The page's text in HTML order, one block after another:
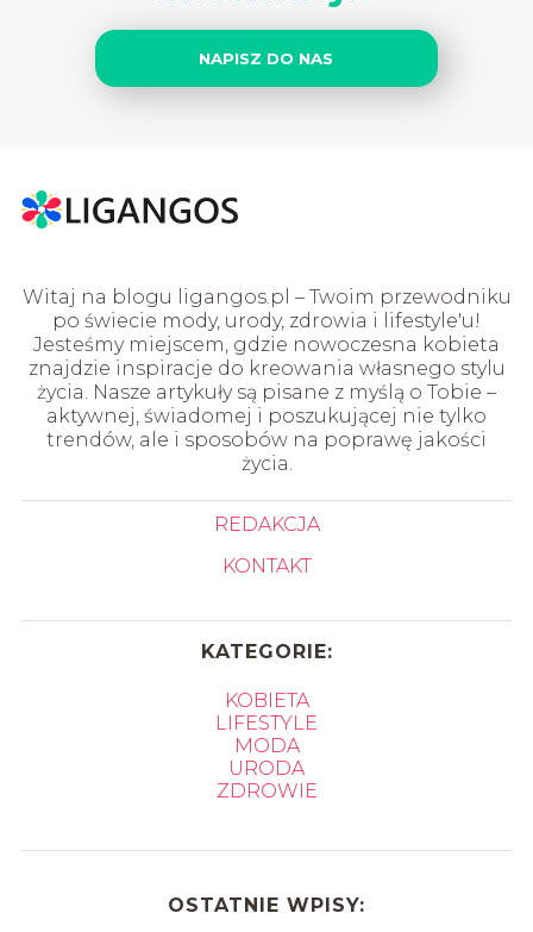
NAPISZ DO NAS
Witaj na blogu ligangos.pl – Twoim przewodniku
po świecie mody, urody, zdrowia i lifestyle'u!
Jesteśmy miejscem, gdzie nowoczesna kobieta
znajdzie inspiracje do kreowania własnego stylu
życia. Nasze artykuły są pisane z myślą o Tobie –
aktywnej, świadomej i poszukującej nie tylko
trendów, ale i sposobów na poprawę jakości
życia.
REDAKCJA
KONTAKT
KATEGORIE:
KOBIETA
LIFESTYLE
MODA
URODA
ZDROWIE
OSTATNIE WPISY: